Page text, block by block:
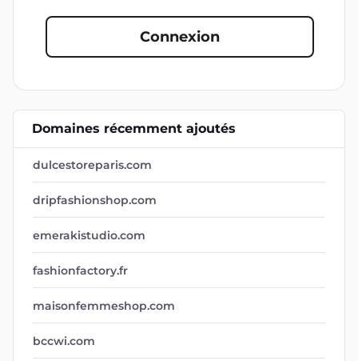
Connexion
Domaines récemment ajoutés
dulcestoreparis.com
dripfashionshop.com
emerakistudio.com
fashionfactory.fr
maisonfemmeshop.com
bccwi.com